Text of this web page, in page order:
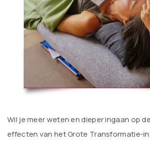
Wil je meer weten en dieper ingaan op
effecten van het Grote Transformatie-